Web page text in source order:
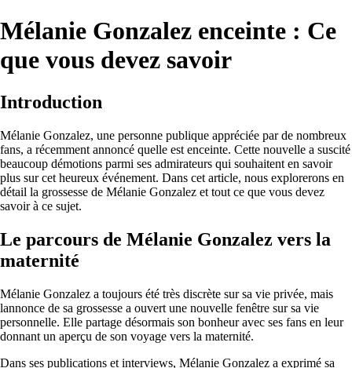
Mélanie Gonzalez enceinte : Ce
que vous devez savoir
Introduction
Mélanie Gonzalez, une personne publique appréciée par de nombreux
fans, a récemment annoncé quelle est enceinte. Cette nouvelle a suscité
beaucoup démotions parmi ses admirateurs qui souhaitent en savoir
plus sur cet heureux événement. Dans cet article, nous explorerons en
détail la grossesse de Mélanie Gonzalez et tout ce que vous devez
savoir à ce sujet.
Le parcours de Mélanie Gonzalez vers la
maternité
Mélanie Gonzalez a toujours été très discrète sur sa vie privée, mais
lannonce de sa grossesse a ouvert une nouvelle fenêtre sur sa vie
personnelle. Elle partage désormais son bonheur avec ses fans en leur
donnant un aperçu de son voyage vers la maternité.
Dans ses publications et interviews, Mélanie Gonzalez a exprimé sa